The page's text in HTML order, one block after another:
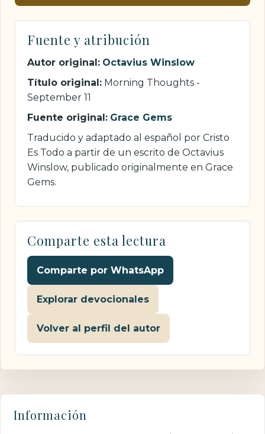
Fuente y atribución
Autor original: Octavius Winslow
Título original: Morning Thoughts -
September 11
Fuente original: Grace Gems
Traducido y adaptado al español por Cristo
Es Todo a partir de un escrito de Octavius
Winslow, publicado originalmente en Grace
Gems.
Comparte esta lectura
Comparte por WhatsApp
Explorar devocionales
Volver al perfil del autor
Información